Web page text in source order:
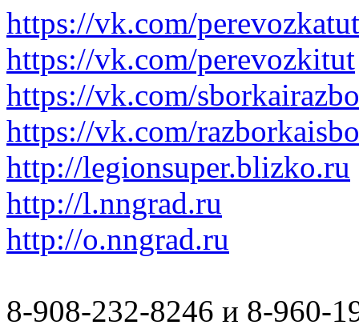
https://vk.com/perevozkatut
https://vk.com/perevozkitut
https://vk.com/
https://vk.com/
http://legionsuper.blizko.ru
http://l.nngrad.ru
http://o.nngrad.ru
8-908-232-8246 и 8-960-